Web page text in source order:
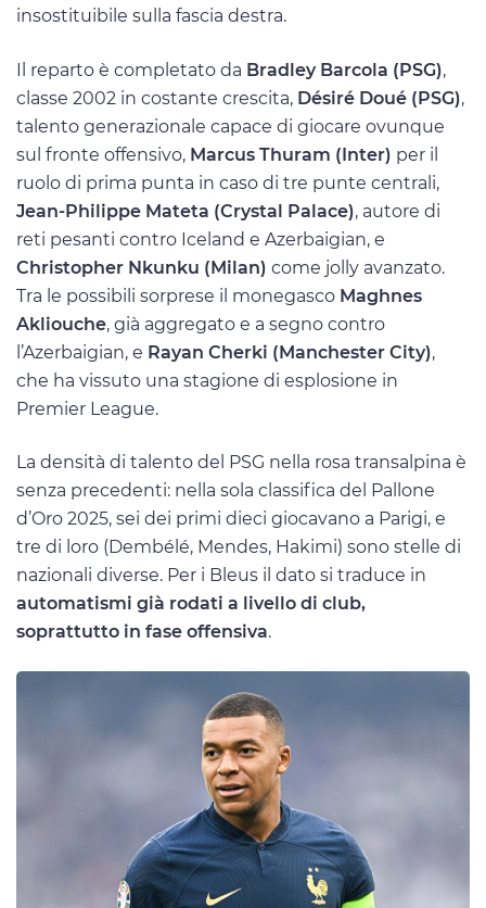
insostituibile sulla fascia destra.
Il reparto è completato da Bradley Barcola (PSG),
classe 2002 in costante crescita, Désiré Doué (PSG),
talento generazionale capace di giocare ovunque
sul fronte offensivo, Marcus Thuram (Inter) per il
ruolo di prima punta in caso di tre punte centrali,
Jean-Philippe Mateta (Crystal Palace), autore di
reti pesanti contro Iceland e Azerbaigian, e
Christopher Nkunku (Milan) come jolly avanzato.
Tra le possibili sorprese il monegasco Maghnes
Akliouche, già aggregato e a segno contro
l’Azerbaigian, e Rayan Cherki (Manchester City),
che ha vissuto una stagione di esplosione in
Premier League.
La densità di talento del PSG nella rosa transalpina è
senza precedenti: nella sola classifica del Pallone
d’Oro 2025, sei dei primi dieci giocavano a Parigi, e
tre di loro (Dembélé, Mendes, Hakimi) sono stelle di
nazionali diverse. Per i Bleus il dato si traduce in
automatismi già rodati a livello di club,
soprattutto in fase offensiva.